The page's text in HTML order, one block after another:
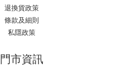
退換貨政策
條款及細則
私隱政策
門市資訊